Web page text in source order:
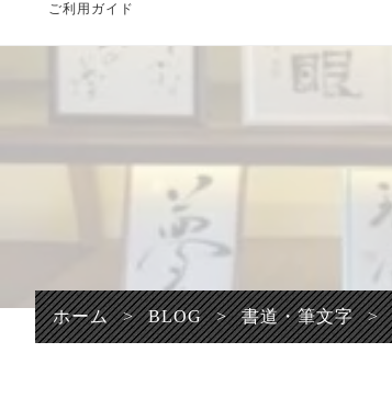
ご利用ガイド
プライバシーポリシ
ホーム > BLOG > 書道・筆文字 >